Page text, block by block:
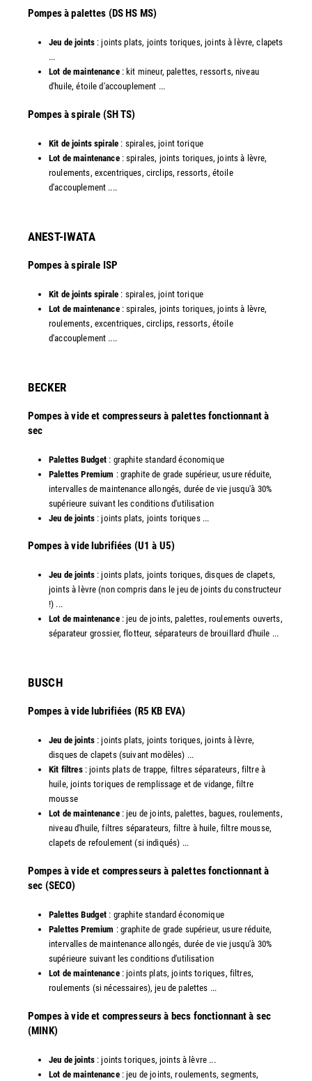
Pompes à palettes (DS HS MS)
Jeu de joints : joints plats, joints toriques, joints à lèvre, clapets
...
Lot de maintenance: kit mineur, palettes, ressorts, niveau
d'huile, étoile d'accouplement ...​
​Pompes à spirale (SH TS)
Kit de joints spirale : spirales, joint torique
Lot de maintenance: spirales, joints toriques, joints à lèvre,
roulements, excentriques, circlips, ressorts, étoile
d'accouplement ....​
ANEST-IWATA
Pompes à spirale ISP
Kit de joints spirale : spirales, joint torique
Lot de maintenance: spirales, joints toriques, joints à lèvre,
roulements, excentriques, circlips, ressorts, étoile
d'accouplement ....
​BECKER
Pompes à vide et compresseurs à palettes fonctionnant à
sec
Palettes Budget : graphite standard économique
Palettes Premium : graphite de grade supérieur, usure réduite,
intervalles de maintenance allongés, durée de vie jusqu'à 30%
supérieure suivant les conditions d'utilisation
Jeu de joints: joints plats, joints toriques ...
​Pompes à vide lubrifiées (U1 à U5)
Jeu de joints: joints plats, joints toriques, disques de clapets,
joints à lèvre (non compris dans le jeu de joints du constructeur
!) ...
Lot de maintenance: jeu de joints, palettes, roulements ouverts,
séparateur grossier, flotteur, séparateurs de brouillard d'huile ...
​BUSCH
Pompes à vide lubrifiées (R5 KB EVA)
Jeu de joints : joints plats, joints toriques, joints à lèvre,
disques de clapets (suivant modèles) ...
Kit filtres: joints plats de trappe, filtres séparateurs, filtre à
huile, joints toriques de remplissage et de vidange, filtre
mousse
Lot de maintenance: jeu de joints, palettes, bagues, roulements,
niveau d'huile, filtres séparateurs, filtre à huile, filtre mousse,
clapets de refoulement (si indiqués) ...
​Pompes à vide et compresseurs à palettes fonctionnant à
sec (SECO)
Palettes Budget : graphite standard économique
Palettes Premium : graphite de grade supérieur, usure réduite,
intervalles de maintenance allongés, durée de vie jusqu'à 30%
supérieure suivant les conditions d'utilisation
Lot de maintenance: joints plats, joints toriques, filtres,
roulements (si nécessaires), jeu de palettes ...
Pompes à vide et compresseurs à becs fonctionnant à sec
(MINK)
Jeu de joints: joints toriques, joints à lèvre ...
Lot de maintenance: jeu de joints, roulements, segments,